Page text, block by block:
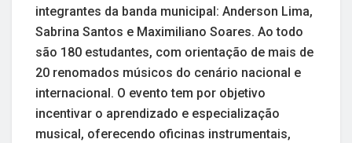
integrantes da banda municipal: Anderson Lima,
Sabrina Santos e Maximiliano Soares. Ao todo
são 180 estudantes, com orientação de mais de
20 renomados músicos do cenário nacional e
internacional. O evento tem por objetivo
incentivar o aprendizado e especialização
musical, oferecendo oficinas instrumentais,